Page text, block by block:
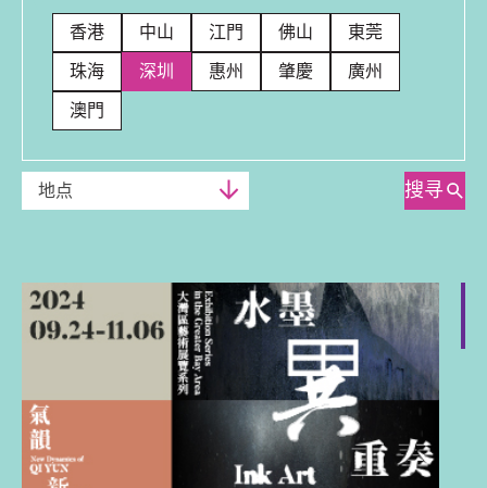
香港 中山 江門 佛山 東莞
珠海 深圳 惠州 肇慶 廣州
澳門
地点 搜寻